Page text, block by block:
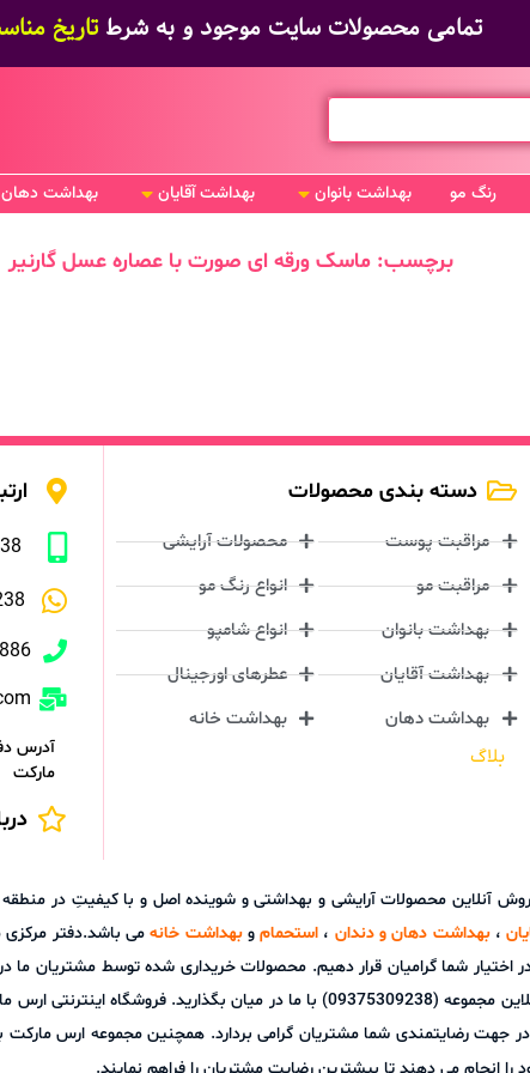
تمامی محصولات سایت موجود و به شرط تاریخ
رنگ مو بهداشت بانوان بهداشت آقایان بهداشت دهان
برچسب: ماسک ورقه ای صورت با عصاره عسل گارنیر
دسته بندی محصولات
مراقبت پوست
مراقبت مو
بهداشت بانوان
بهداشت آقایان
بهداشت دهان
محصولات آرایشی
انواع رنگ مو
انواع شامپو
عطرهای اورجینال
بهداشت خانه
بلاگ
آدرس
مارکت
فروش آنلاین محصولات آرایشی و بهداشتی و شوینده اصل و با کیفیتِ در
،بهداشت دهان و دندان ، استحماموبهداشت خانهمی باشد.دفتر مرکزی
شما گرامیان قرار دهیم. محصولات خریداری شده توسط مشتریان
توانید هر گونه نظر، پیشنهاد و یا سوالات خود را از طریق پشتیبانی آنلاین مجموعه
جهت رضایتمندی شما مشتریان گرامی بردارد. همچنین مجموعه ارس